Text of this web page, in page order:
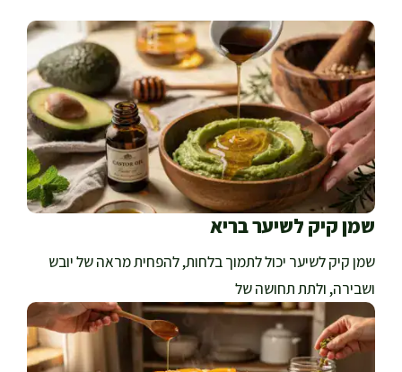
שמן קיק לשיער בריא
שמן קיק לשיער יכול לתמוך בלחות, להפחית מראה של יובש
ושבירה, ולתת תחושה של